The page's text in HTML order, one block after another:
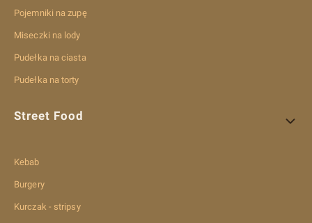
Pojemniki na zupę
Miseczki na lody
Pudełka na ciasta
Pudełka na torty
Street Food
Kebab
Burgery
Kurczak - stripsy